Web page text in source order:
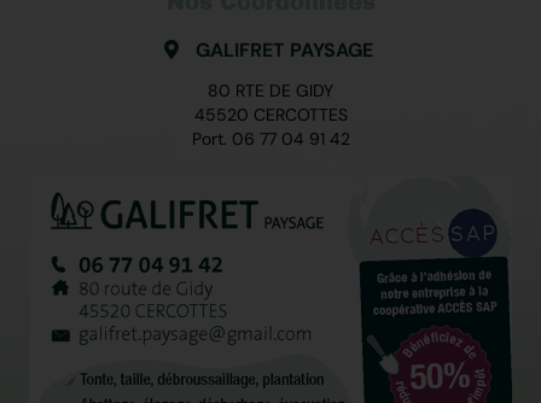
GALIFRET PAYSAGE
80 RTE DE GIDY
45520 CERCOTTES
Port. 06 77 04 91 42